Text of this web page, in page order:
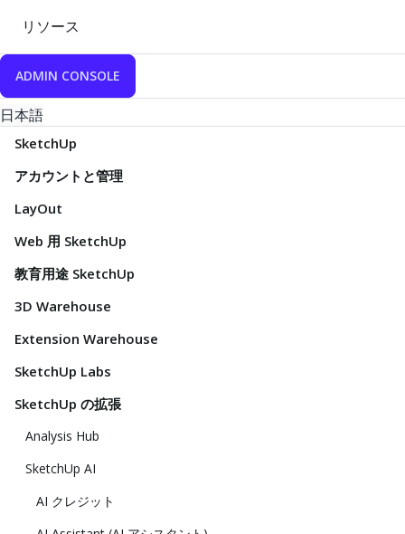
リソース
ADMIN CONSOLE
日本語
SketchUp
アカウントと管理
LayOut
Web 用 SketchUp
教育用途 SketchUp
3D Warehouse
Extension Warehouse
SketchUp Labs
SketchUp の拡張
Analysis Hub
SketchUp AI
AI クレジット